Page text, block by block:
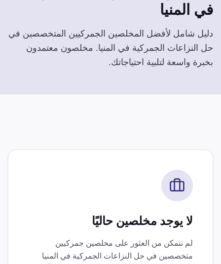
في المنيا
دليل شامل لأفضل المخلصين الجمركيين المتخصصين في
حل النزاعات الجمركية في المنيا. مخلصون معتمدون
بخبرة واسعة لتلبية احتياجاتك.
لا يوجد مخلصين حاليًا
لم نتمكن من العثور على مخلصين جمركيين
متخصصين في حل النزاعات الجمركية في المنيا